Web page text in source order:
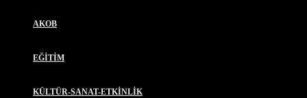
AKOB
EĞİTİM
KÜLTÜR-SANAT-ETKİNLİK